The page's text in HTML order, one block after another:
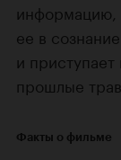
информацию,
ее в
и
прошлые
Факты о фильме